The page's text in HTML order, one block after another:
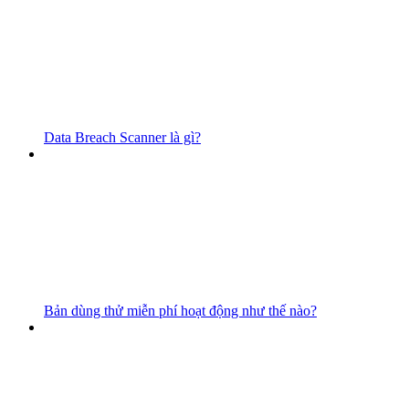
Data Breach Scanner là gì?
Bản dùng thử miễn phí hoạt động như thế nào?